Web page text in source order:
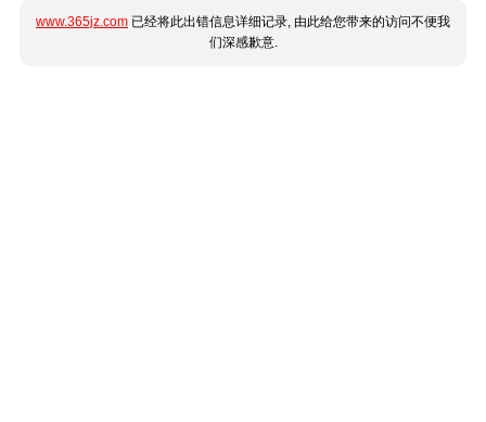
www.365jz.com 已经将此出错信息详细记录, 由此给您带来的访问不便我
们深感歉意.